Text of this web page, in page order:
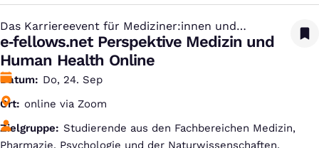
Das Karriereevent für Mediziner:innen und
Studierende aus den Life Sciences
:
e‑fellows.net Perspektive Medizin und
Human Health Online
Datum
Do, 24. Sep
Ort
online via Zoom
Zielgruppe
Studierende aus den Fachbereichen Medizin,
Pharmazie, Psychologie und der Naturwissenschaften,